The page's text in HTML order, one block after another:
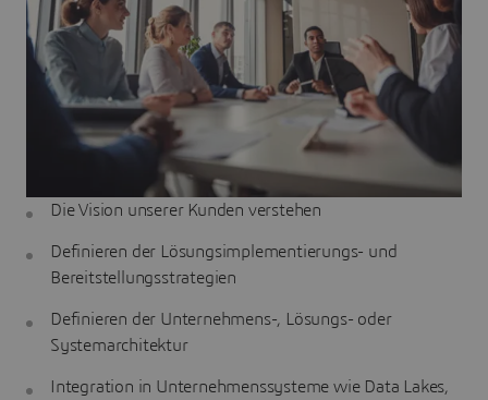
Die Vision unserer Kunden verstehen
Definieren der Lösungsimplementierungs- und
Bereitstellungsstrategien
Definieren der Unternehmens-, Lösungs- oder
Systemarchitektur
Integration in Unternehmenssysteme wie Data Lakes,